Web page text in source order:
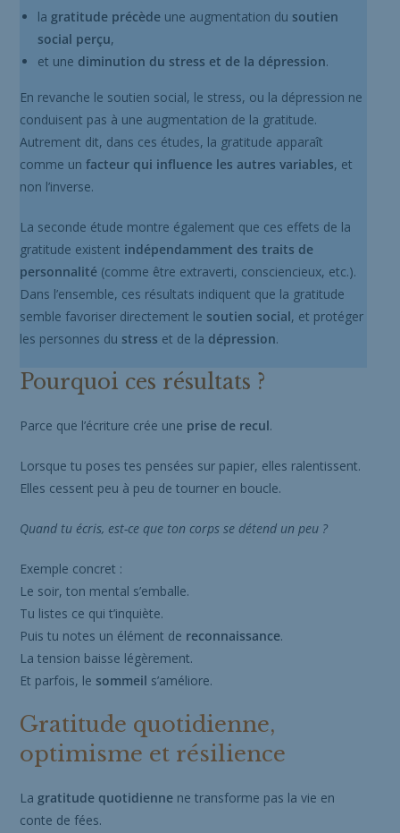
la gratitude précèdeune augmentation du soutien
social perçu,
et une diminution du stress et de la dépression.
En revanche le soutien social, le stress, ou la dépression ne
conduisent pas à une augmentation de la gratitude.
Autrement dit, dans ces études, la gratitude apparaît
comme un facteur qui influence les autres variables, et
non l’inverse.
La seconde étude montre également que ces effets de la
gratitude existent indépendamment des traits de
personnalité(comme être extraverti, consciencieux, etc.).
Dans l’ensemble, ces résultats indiquent que la gratitude
semble favoriser directement le soutien social, et protéger
les personnes du stress et de la dépression.
Pourquoi ces résultats ?
Parce que l’écriture crée une prise de recul.
Lorsque tu poses tes pensées sur papier, elles ralentissent.
Elles cessent peu à peu de tourner en boucle.
Quand tu écris, est-ce que ton corps se détend un peu ?
Exemple concret :
Le soir, ton mental s’emballe.
Tu listes ce qui t’inquiète.
Puis tu notes un élément de reconnaissance.
La tension baisse légèrement.
Et parfois, le sommeil s’améliore.
Gratitude quotidienne,
optimisme et résilience
La gratitude quotidiennene transforme pas la vie en
conte de fées.